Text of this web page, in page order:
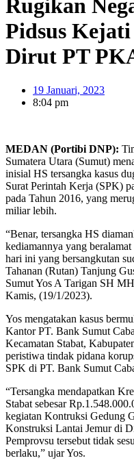
Rugikan
Pidsus
Dirut PT
19 Januari, 2023
8:04 pm
MEDAN (Portibi DNP):
Sumatera Utara (Sumut)
inisial HS tersangka kasus
Surat Perintah Kerja (SPK)
pada Tahun 2016, yang
miliar lebih.
“Benar, tersangka HS
kediamannya yang
hari ini yang bersangkutan
Tahanan (Rutan) Tanjung
Sumut Yos A Tarigan SH
Kamis, (19/1/2023).
Yos mengatakan kasus
Kantor PT. Bank Sumut
Kecamatan Stabat,
peristiwa tindak pidana
SPK di PT. Bank Sumut
“Tersangka mendapatkan
Stabat sebesar
kegiatan Kontruksi Gedung
Konstruksi Lantai Jemur di
Pemprovsu tersebut tidak
berlaku,” ujar Yos.